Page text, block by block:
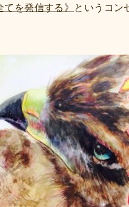
を発信する》 というコン